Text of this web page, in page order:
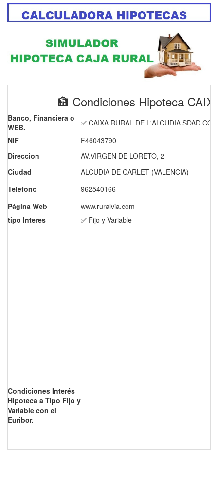
🏦 Condiciones Hipoteca
Banco, Financiera o
WEB.
✅ CAIXA RURAL DE L'ALCUDIA
NIF
F46043790
Direccion
AV.VIRGEN DE LORETO, 2
Ciudad
ALCUDIA DE CARLET (VALENCIA)
Telefono
962540166
Página Web
www.ruralvia.com
tipo Interes
✅ Fijo y Variable
Condiciones Interés
Hipoteca a Tipo Fijo y
Variable con el
Euribor.